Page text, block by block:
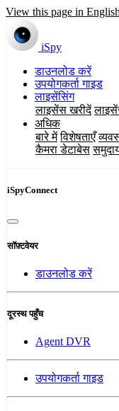
View this page in English
iSpy
डाउनलोड करें
उपयोगकर्ता गाइड
लाइसेंसिंग
लाइसेंस खरीदें
अधिक
बारे में विशेषताएँ
कैमरा डेटाबेस
iSpyConnect
सॉफ़्टवेयर
डाउनलोड करें
दूरस्थ पहुँच
Agent DVR
उपयोगकर्ता गाइड